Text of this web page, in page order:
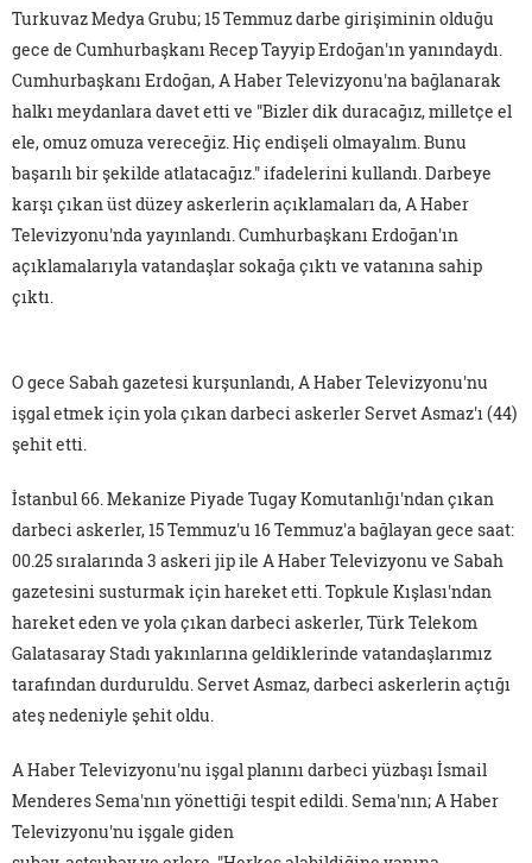
Turkuvaz Medya Grubu; 15 Temmuz darbe girişiminin olduğu
gece de Cumhurbaşkanı Recep Tayyip Erdoğan'ın yanındaydı.
Cumhurbaşkanı Erdoğan, A Haber Televizyonu'na bağlanarak
halkı meydanlara davet etti ve "Bizler dik duracağız, milletçe el
ele, omuz omuza vereceğiz. Hiç endişeli olmayalım. Bunu
başarılı bir şekilde atlatacağız." ifadelerini kullandı. Darbeye
karşı çıkan üst düzey askerlerin açıklamaları da, A Haber
Televizyonu'nda yayınlandı. Cumhurbaşkanı Erdoğan'ın
açıklamalarıyla vatandaşlar sokağa çıktı ve vatanına sahip
çıktı.
O gece Sabah gazetesi kurşunlandı, A Haber Televizyonu'nu
işgal etmek için yola çıkan darbeci askerler Servet Asmaz'ı (44)
şehit etti.
İstanbul 66. Mekanize Piyade Tugay Komutanlığı'ndan çıkan
darbeci askerler, 15 Temmuz'u 16 Temmuz'a bağlayan gece saat:
00.25 sıralarında 3 askeri jip ile A Haber Televizyonu ve Sabah
gazetesini susturmak için hareket etti. Topkule Kışlası'ndan
hareket eden ve yola çıkan darbeci askerler, Türk Telekom
Galatasaray Stadı yakınlarına geldiklerinde vatandaşlarımız
tarafından durduruldu. Servet Asmaz, darbeci askerlerin açtığı
ateş nedeniyle şehit oldu.
A Haber Televizyonu'nu işgal planını darbeci yüzbaşı İsmail
Menderes Sema'nın yönettiği tespit edildi. Sema'nın; A Haber
Televizyonu'nu işgale giden